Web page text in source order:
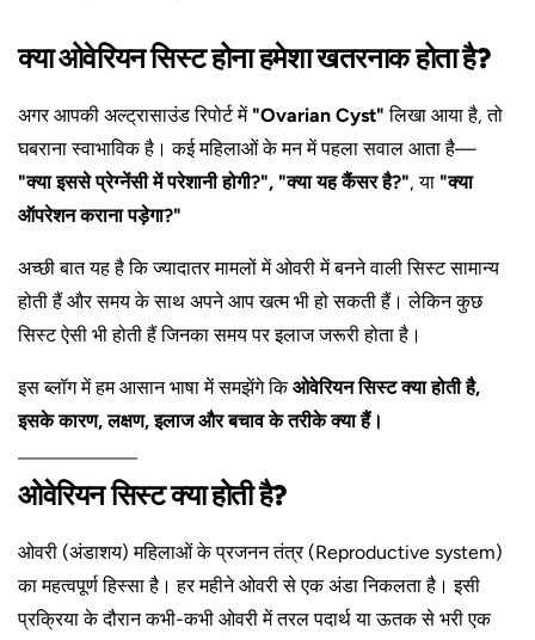
क्या ओवेरियन सिस्ट होना हमेशा खतरनाक होता है?
अगर आपकी अल्ट्रासाउंड रिपोर्ट में "Ovarian Cyst" लिखा आया है, तो
घबराना स्वाभाविक है। कई महिलाओं के मन में पहला सवाल आता है—
"क्या इससे प्रेग्नेंसी में परेशानी होगी?", "क्या यह कैंसर है?", या "क्या
ऑपरेशन कराना पड़ेगा?"
अच्छी बात यह है कि ज्यादातर मामलों में ओवरी में बनने वाली सिस्ट सामान्य
होती हैं और समय के साथ अपने आप खत्म भी हो सकती हैं। लेकिन कुछ
सिस्ट ऐसी भी होती हैं जिनका समय पर इलाज जरूरी होता है।
इस ब्लॉग में हम आसान भाषा में समझेंगे किओवेरियन सिस्ट क्या होती है,
इसके कारण, लक्षण, इलाज और बचाव के तरीके क्या हैं।
ओवेरियन सिस्ट क्या होती है?
ओवरी (अंडाशय) महिलाओं के प्रजनन तंत्र (Reproductive system)
का महत्वपूर्ण हिस्सा है। हर महीने ओवरी से एक अंडा निकलता है। इसी
प्रक्रिया के दौरान कभी-कभी ओवरी में तरल पदार्थ या ऊतक से भरी एक